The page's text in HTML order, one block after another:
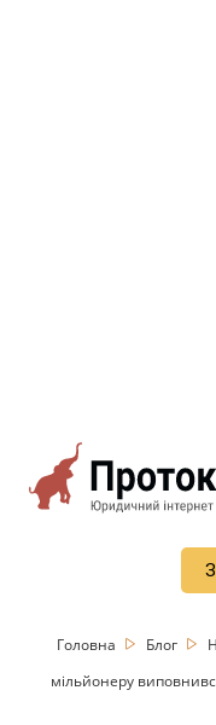
Головна Блог
мільйонеру